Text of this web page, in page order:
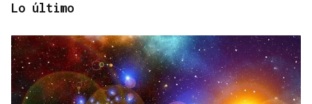
Lo último